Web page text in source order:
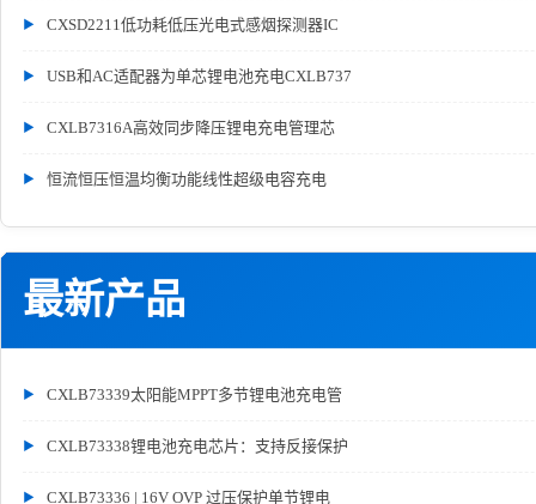
CXSD2211低功耗低压光电式感烟探测器IC
USB和AC适配器为单芯锂电池充电CXLB737
CXLB7316A高效同步降压锂电充电管理芯
恒流恒压恒温均衡功能线性超级电容充电
最新产品
CXLB73339太阳能MPPT多节锂电池充电管
CXLB73338锂电池充电芯片：支持反接保护
CXLB73336 | 16V OVP 过压保护单节锂电